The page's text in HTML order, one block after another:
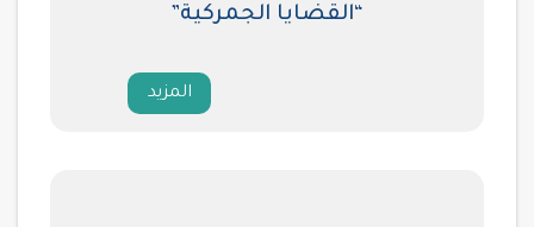
“القضايا الجمركية”
المزيد